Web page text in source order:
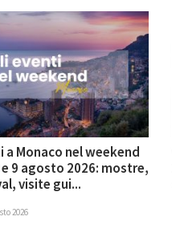
a Monaco nel weekend
e 9 agosto 2026: mostre,
visite gui...
2026